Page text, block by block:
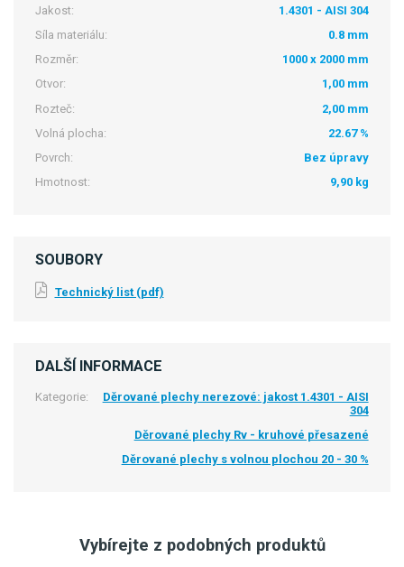
Jakost:
1.4301 - AISI 304
Síla materiálu:
0.8 mm
Rozměr:
1000 x 2000 mm
Otvor:
1,00 mm
Rozteč:
2,00 mm
Volná plocha:
22.67 %
Povrch:
Bez úpravy
Hmotnost:
9,90 kg
SOUBORY
Technický list (pdf)
DALŠÍ INFORMACE
Kategorie:
Děrované plechy nerezové: jakost 1.4301 - AISI
304
Děrované plechy Rv - kruhové přesazené
Děrované plechy s volnou plochou 20 - 30 %
Vybírejte z podobných produktů